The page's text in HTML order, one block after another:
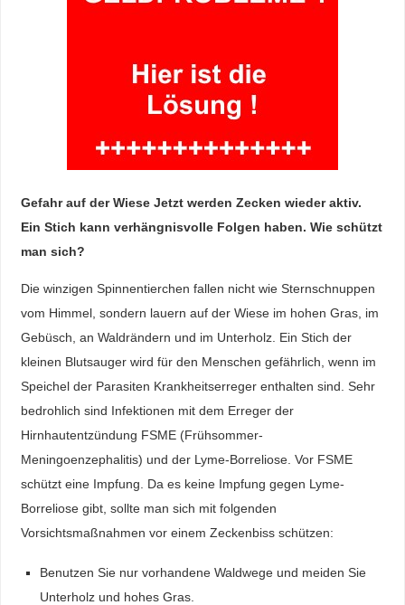
Gefahr auf der Wiese Jetzt werden Zecken wieder aktiv.
Ein Stich kann verhängnisvolle Folgen haben. Wie schützt
man sich?
Die winzigen Spinnentierchen fallen nicht wie Sternschnuppen
vom Himmel, sondern lauern auf der Wiese im hohen Gras, im
Gebüsch, an Waldrändern und im Unterholz. Ein Stich der
kleinen Blutsauger wird für den Menschen gefährlich, wenn im
Speichel der Parasiten Krankheitserreger enthalten sind. Sehr
bedrohlich sind Infektionen mit dem Erreger der
Hirnhautentzündung FSME (Frühsommer-
Meningoenzephalitis) und der Lyme-Borreliose. Vor FSME
schützt eine Impfung. Da es keine Impfung gegen Lyme-
Borreliose gibt, sollte man sich mit folgenden
Vorsichtsmaßnahmen vor einem Zeckenbiss schützen:
Benutzen Sie nur vorhandene Waldwege und meiden Sie
Unterholz und hohes Gras.